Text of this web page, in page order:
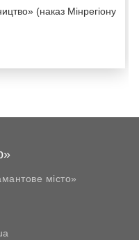
(наказ Мінрегіону
місто»